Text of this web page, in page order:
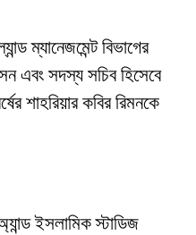
ম্যানেজমেন্ট বিভাগের
এবং সদস্য সচিব হিসেবে
শাহরিয়ার কবির রিমনকে
ইসলামিক স্টাডিজ